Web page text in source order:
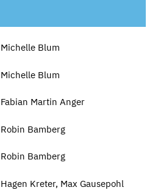
Michelle Blum
Michelle Blum
Fabian Martin Anger
Robin Bamberg
Robin Bamberg
Hagen Kreter, Max Gausepohl